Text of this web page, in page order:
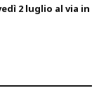
2 luglio al via in